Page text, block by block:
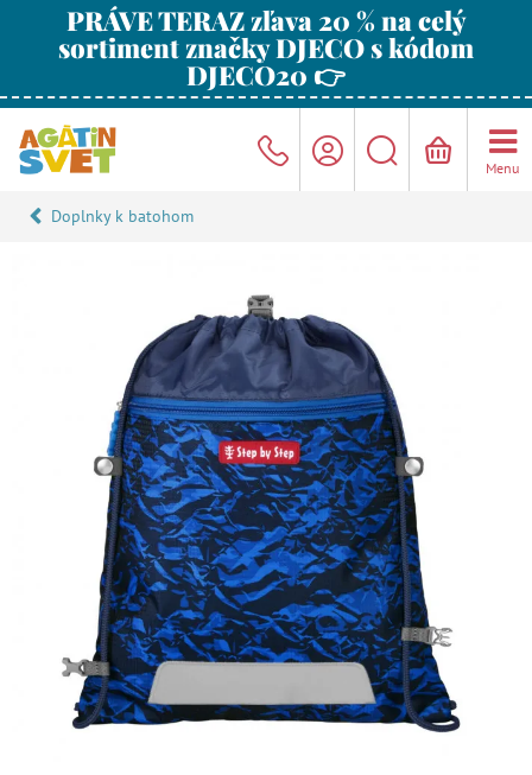
PRÁVE TERAZ zľava 20 % na celý
sortiment značky DJECO s kódom
DJECO20 👉
Menu
Doplnky k batohom